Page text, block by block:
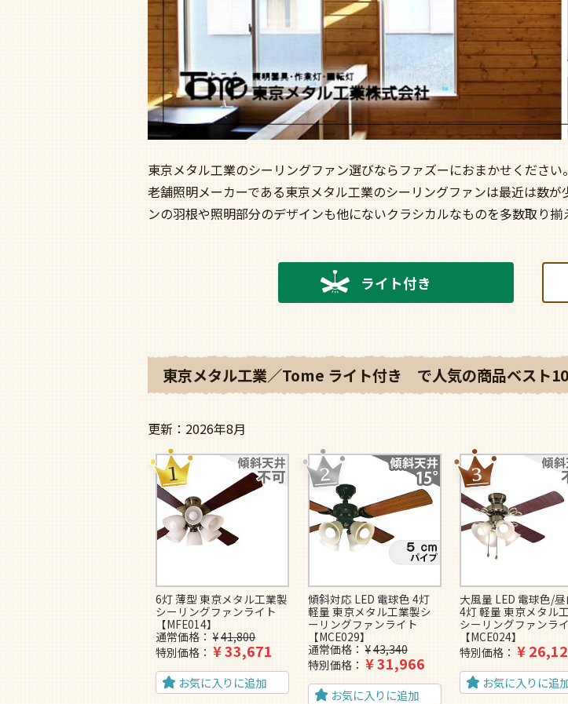
東京メタル工業のシーリングファン選びならファズーにおまかせください。
老舗照明メーカーである東京メタル工業のシーリングファンは最近は数
ンの羽根や照明部分のデザインも他にないクラシカルなものを多数取り揃
ライト付き
東京メタル工業／Tome ライト付き で人気の商品ベスト10
2026年8月
6灯 薄型 東京メタル工業製
シーリングファンライト
【MFE014】
通常価格
¥41,800
特別価格
¥33,671
お気に入りに追加
傾斜対応 LED 電球色 4灯
軽量 東京メタル工業製シ
ーリングファンライト
【MCE029】
通常価格
¥43,340
特別価格
¥31,966
お気に入りに追加
大風量 LED 電球色/
4灯 軽量 東京メタル
シーリングファンラ
【MCE024】
特別価格
¥
お気に入りに追